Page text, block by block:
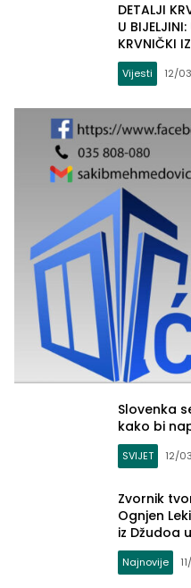
DETALJI
U
KRVNIČKI
Vijesti 12/
Slovenka
kako bi
SVIJET 12/
Zvornik
Ognjen
iz Džudoa
Najnovije